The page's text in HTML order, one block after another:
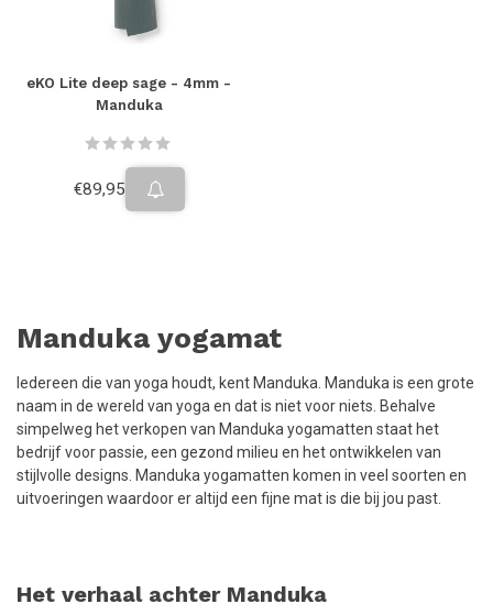
eKO Lite deep sage - 4mm -
Manduka
€89,95
Manduka yogamat
Iedereen die van yoga houdt, kent Manduka. Manduka is een grote
naam in de wereld van yoga en dat is niet voor niets. Behalve
simpelweg het verkopen van Manduka yogamatten staat het
bedrijf voor passie, een gezond milieu en het ontwikkelen van
stijlvolle designs. Manduka yogamatten komen in veel soorten en
uitvoeringen waardoor er altijd een fijne mat is die bij jou past.
Het verhaal achter Manduka